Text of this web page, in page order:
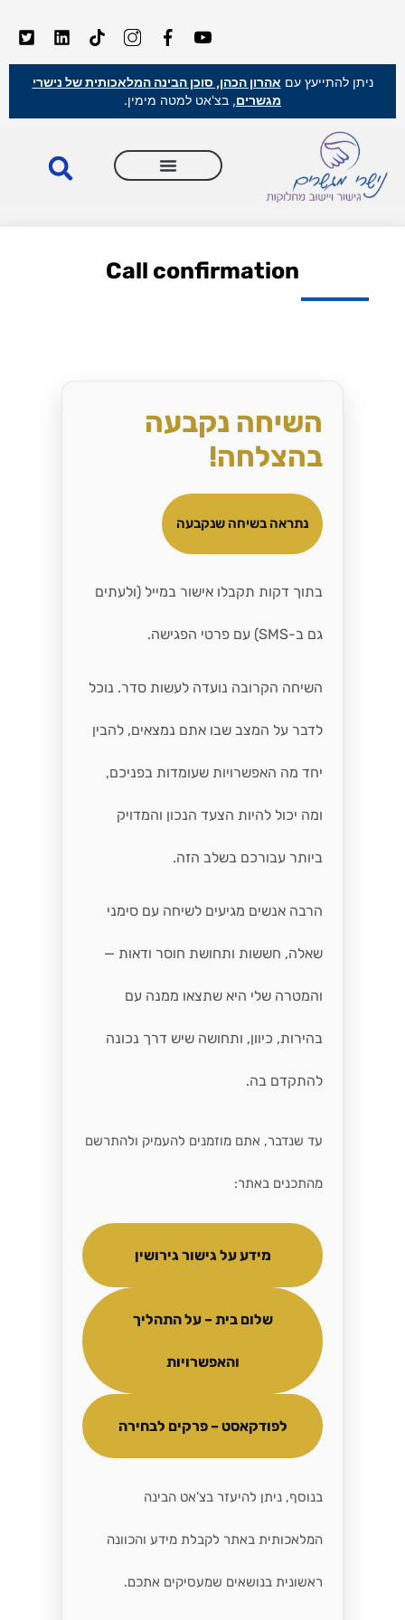
ניתן להתייעץ עם אהרון הכהן, סוכן הבינה המלאכותית של נישרי
מגשרים, בצ'אט למטה מימין.
Call confirmation
השיחה נקבעה
בהצלחה!
נתראה בשיחה שנקבעה
בתוך דקות תקבלו אישור במייל (ולעתים
גם ב-SMS) עם פרטי הפגישה.
השיחה הקרובה נועדה לעשות סדר. נוכל
לדבר על המצב שבו אתם נמצאים, להבין
יחד מה האפשרויות שעומדות בפניכם,
ומה יכול להיות הצעד הנכון והמדויק
ביותר עבורכם בשלב הזה.
הרבה אנשים מגיעים לשיחה עם סימני
שאלה, חששות ותחושת חוסר ודאות —
והמטרה שלי היא שתצאו ממנה עם
בהירות, כיוון, ותחושה שיש דרך נכונה
להתקדם בה.
עד שנדבר, אתם מוזמנים להעמיק ולהתרשם
מהתכנים באתר:
מידע על גישור גירושין
שלום בית – על התהליך
והאפשרויות
לפודקאסט – פרקים לבחירה
בנוסף, ניתן להיעזר בצ’אט הבינה
המלאכותית באתר לקבלת מידע והכוונה
ראשונית בנושאים שמעסיקים אתכם.